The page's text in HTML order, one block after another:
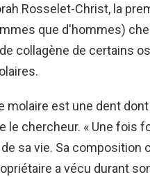
Rosselet-Christ, la
que d'hommes)
collagène de certains
molaire est une dent
le chercheur. « Une fois
sa vie. Sa composition
a vécu durant